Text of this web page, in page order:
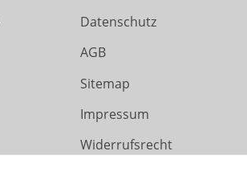
Datenschutz
AGB
Sitemap
Impressum
Widerrufsrecht